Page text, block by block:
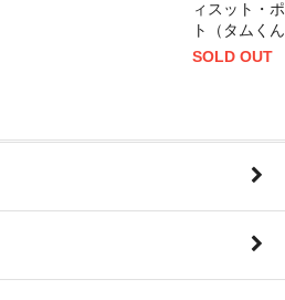
ィスット・
ト（タムく
SOLD OUT